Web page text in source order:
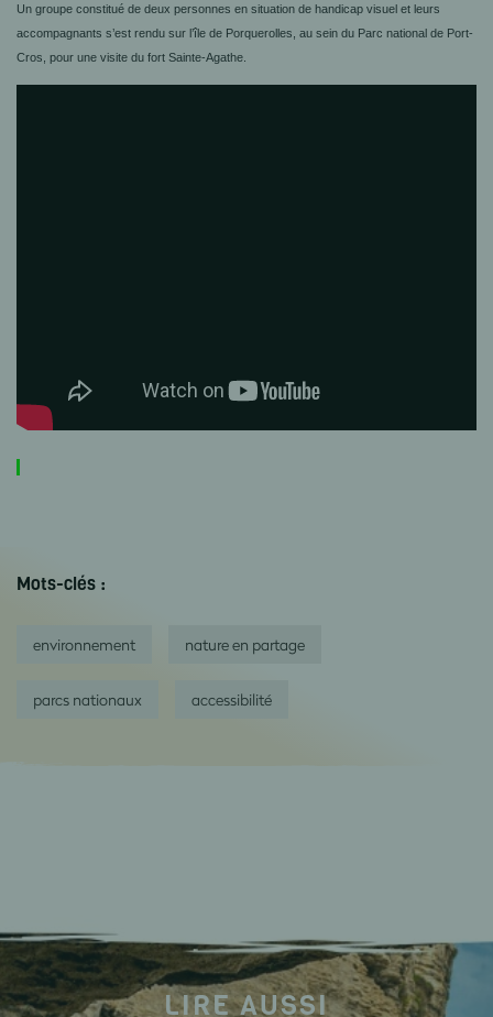
Un groupe constitué de deux personnes en situation de handicap visuel et leurs
accompagnants s’est rendu sur l’île de Porquerolles, au sein du Parc national de Port-
Cros, pour une visite du fort Sainte-Agathe.
Mots-clés :
environnement nature en partage
parcs nationaux accessibilité
LIRE AUSSI